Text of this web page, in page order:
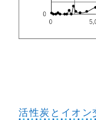
活性炭とイオン